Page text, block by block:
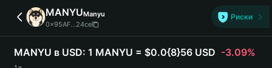
简体中文
繁體中文
Português (Portugal)
Bahasa Indonesia
MANYUManyu
0x95AF...24ce
Риски
MANYU в USD: 1 MANYU = $0.0{8}56 USD -3.09%